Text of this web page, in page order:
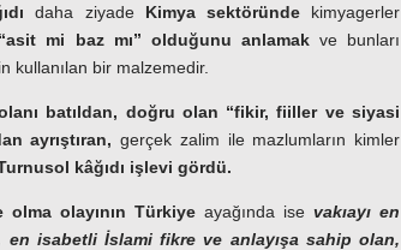
daha ziyade Kimya sektöründe kimyagerler
mi baz mı” olduğunu anlamakve bunları
kullanılan bir malzemedir.
batıldan, doğru olan “fikir, fiiller ve siyasi
ayrıştıran, gerçek zalim ile mazlumların kimler
kâğıdı işlevi gördü.
olayının Türkiye ayağında ise vakıayı en
isabetli İslami fikre ve anlayışa sahip olan,